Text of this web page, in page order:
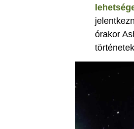
órakor